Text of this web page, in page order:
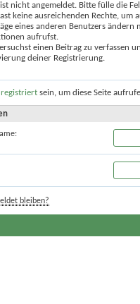
nicht angemeldet. Bitte fülle die
keine ausreichenden Rechte, um
eines anderen Benutzers
aufrufst.
einen Beitrag zu verfassen
deiner Registrierung.
registriert sein, um diese Seite
bleiben?